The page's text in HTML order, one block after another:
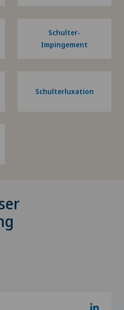
Schulter-
Impingement
Schulterluxation